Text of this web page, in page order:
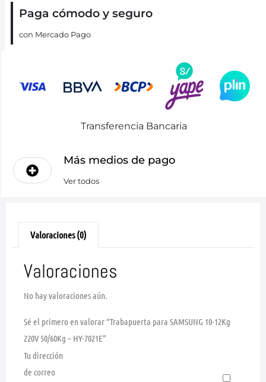
Paga cómodo y seguro
con Mercado Pago
Transferencia Bancaria
Más medios de pago
Ver todos
Valoraciones (0)
Valoraciones
No hay valoraciones aún.
Sé el primero en valorar “Trabapuerta para SAMSUNG 10-12Kg
220V 50/60Kg – HY-7021E”
Tu dirección
de correo